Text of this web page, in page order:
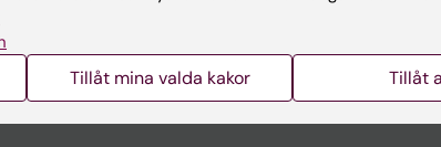
Tillåt mina valda kakor Tillåt